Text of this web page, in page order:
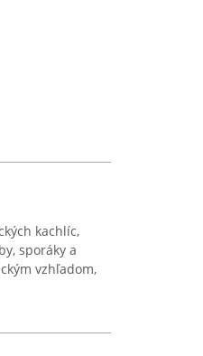
kachlíc,
sporáky a
vzhľadom,